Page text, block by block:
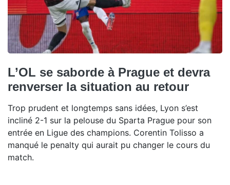
L’OL se saborde à Prague et devra
renverser la situation au retour
Trop prudent et longtemps sans idées, Lyon s’est
incliné 2-1 sur la pelouse du Sparta Prague pour son
entrée en Ligue des champions. Corentin Tolisso a
manqué le penalty qui aurait pu changer le cours du
match.